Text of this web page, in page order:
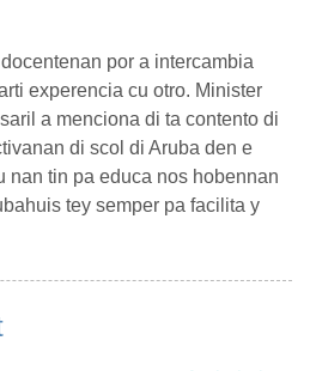
por a intercambia
experencia cu otro. Minister
a menciona di ta contento di
di scol di Aruba den e
nan tin pa educa nos hobennan
tey semper pa facilita y